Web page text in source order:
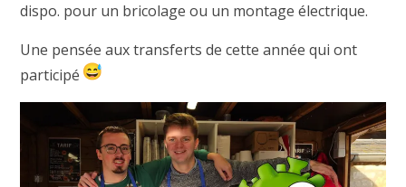
dispo. pour un bricolage ou un montage électrique.
Une pensée aux transferts de cette année qui ont
participé